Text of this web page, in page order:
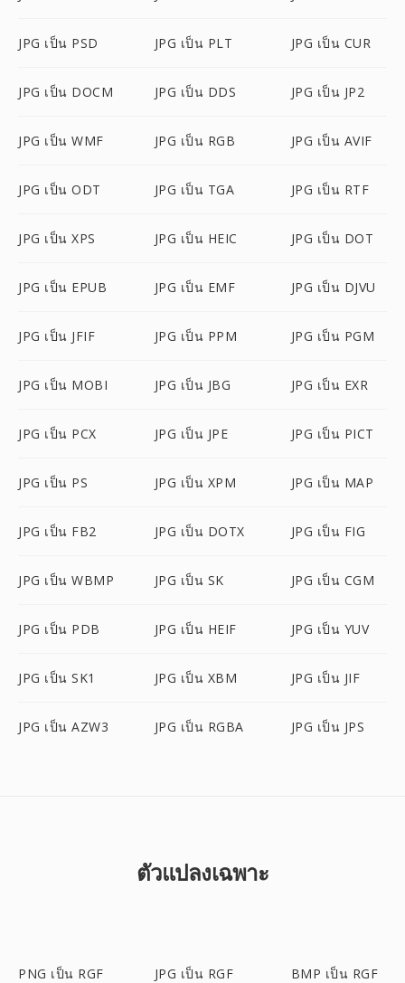
JPG เป็น PSD JPG เป็น PLT JPG เป็น CUR
JPG เป็น DOCM JPG เป็น DDS JPG เป็น JP2
JPG เป็น WMF JPG เป็น RGB JPG เป็น AVIF
JPG เป็น ODT JPG เป็น TGA JPG เป็น RTF
JPG เป็น XPS JPG เป็น HEIC JPG เป็น DOT
JPG เป็น EPUB JPG เป็น EMF JPG เป็น DJVU
JPG เป็น JFIF JPG เป็น PPM JPG เป็น PGM
JPG เป็น MOBI JPG เป็น JBG JPG เป็น EXR
JPG เป็น PCX JPG เป็น JPE JPG เป็น PICT
JPG เป็น PS JPG เป็น XPM JPG เป็น MAP
JPG เป็น FB2 JPG เป็น DOTX JPG เป็น FIG
JPG เป็น WBMP JPG เป็น SK JPG เป็น CGM
JPG เป็น PDB JPG เป็น HEIF JPG เป็น YUV
JPG เป็น SK1 JPG เป็น XBM JPG เป็น JIF
JPG เป็น AZW3 JPG เป็น RGBA JPG เป็น JPS
ตัวแปลงเฉพาะ
PNG เป็น RGF JPG เป็น RGF BMP เป็น RGF